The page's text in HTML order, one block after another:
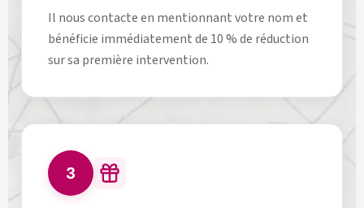
Il nous contacte en mentionnant votre nom et
bénéficie immédiatement de 10 % de réduction
sur sa première intervention.
3